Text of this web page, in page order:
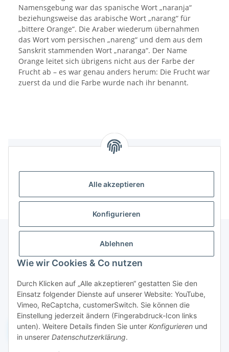
Alle akzeptieren
Konfigurieren
Ablehnen
Wie wir Cookies & Co nutzen
Durch Klicken auf „Alle akzeptieren“ gestatten Sie den
Einsatz folgender Dienste auf unserer Website: YouTube,
Vimeo, ReCaptcha, customerSwitch. Sie können die
Einstellung jederzeit ändern (Fingerabdruck-Icon links
unten). Weitere Details finden Sie unter Konfigurieren und
in unserer Datenschutzerklärung.
Namensgebung war das spanische Wort „naranja“
beziehungsweise das arabische Wort „narang“ für
„bittere Orange“. Die Araber wiederum übernahmen
das Wort vom persischen „nareng“ und dem aus dem
Sanskrit stammenden Wort „naranga“. Der Name
Orange leitet sich übrigens nicht aus der Farbe der
Frucht ab – es war genau anders herum: Die Frucht war
zuerst da und die Farbe wurde nach ihr benannt.
Informationen
Gesetzliche Informationen
Widerruf einreichen